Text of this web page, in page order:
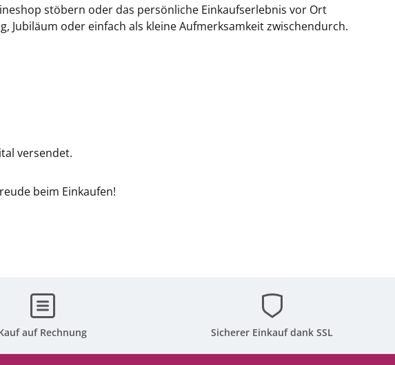
stöbern oder das persönliche Einkaufserlebnis vor Ort
Jubiläum oder einfach als kleine Aufmerksamkeit zwischendurch.
versendet.
beim Einkaufen!
auf Rechnung Sicherer Einkauf dank SSL